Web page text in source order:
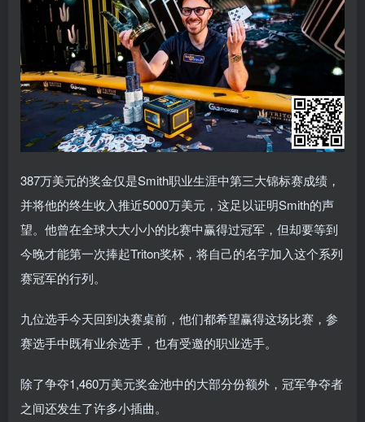
387万美元的奖金仅是Smith职业生涯中第三大锦标赛成绩，
并将他的终生收入推近5000万美元，这足以证明Smith的声
望。他曾在全球大大小小的比赛中赢得过冠军，但却要等到
今晚才能第一次捧起Triton奖杯，将自己的名字加入这个系列
赛冠军的行列。
九位选手今天回到决赛桌前，他们都希望赢得这场比赛，参
赛选手中既有业余选手，也有受邀的职业选手。
除了争夺1,460万美元奖金池中的大部分份额外，冠军争夺者
之间还发生了许多小插曲。